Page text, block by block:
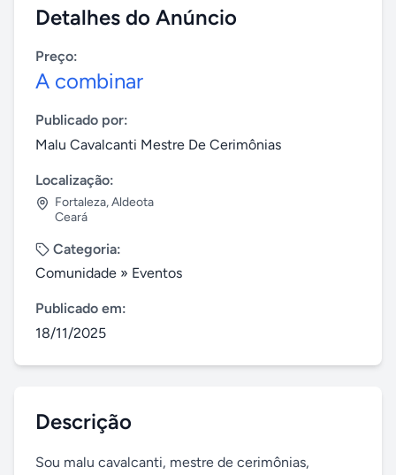
Detalhes do Anúncio
Preço:
A combinar
Publicado por:
Malu Cavalcanti Mestre De Cerimônias
Localização:
Fortaleza,Aldeota
Ceará
Categoria:
Comunidade » Eventos
Publicado em:
18/11/2025
Descrição
Sou malu cavalcanti, mestre de cerimônias,